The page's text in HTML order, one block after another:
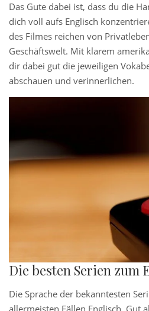
Das Gute dabei ist, dass du die
dich voll aufs Englisch
des Filmes reichen von
Geschäftswelt. Mit klarem
dir dabei gut die jeweiligen
abschauen und verinnerlichen.
Die besten Serien zum
Die Sprache der bekanntesten
allermeisten Fällen Englisch. Gut